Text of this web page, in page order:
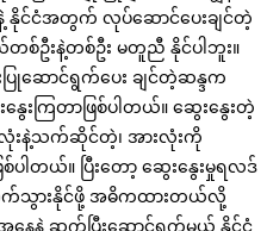
ငံအတွက် လုပ်ဆောင်ပေးချင်တဲ့
ဦးနဲ့တစ်ဦး မတူညီ နိုင်ပါဘူး။
ဆောင်ရွက်ပေး ချင်တဲ့ဆန္ဒက
းကြတာဖြစ်ပါတယ်။ ဆွေးနွေးတဲ့
လုံးနဲ့သက်ဆိုင်တဲ့၊ အားလုံးကို
ါတယ်။ ပြီးတော့ ဆွေးနွေးမှုရလဒ်
သွားနိုင်ဖို့ အဓိကထားတယ်လို့
ေနဲ့ ဆက်ပြီးဆောင်ရွက်မယ့် နိုင်ငံ့